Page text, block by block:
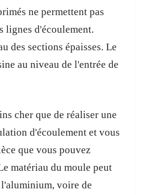
ne permettent pas
lignes d'écoulement.
des sections épaisses. Le
au niveau de l'entrée de
cher que de réaliser une
d'écoulement et vous
que vous pouvez
matériau du moule peut
voire de